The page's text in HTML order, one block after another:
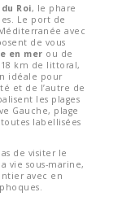
Roi, le phare
Le port de
avec
de vous
en mer ou de
km de littoral,
idéale pour
et de l’autre de
les plages
Gauche, plage
labellisées
de visiter le
vie sous-marine,
avec en